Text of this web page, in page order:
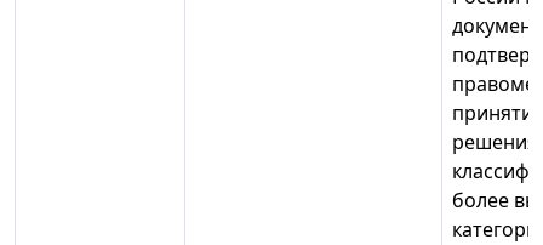
решения
более